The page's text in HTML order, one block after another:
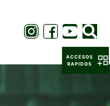
ACCESOS
RAPIDOS